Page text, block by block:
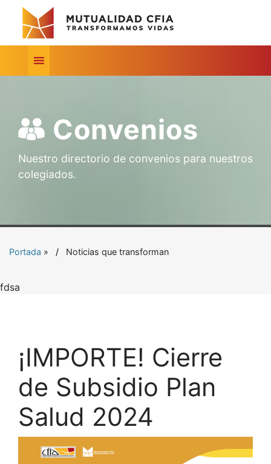
Convenios
Nuestro directorio de convenios para nuestros
colegiados.
Portada » Noticias que transforman
fdsa
¡IMPORTE! Cierre
de Subsidio Plan
Salud 2024